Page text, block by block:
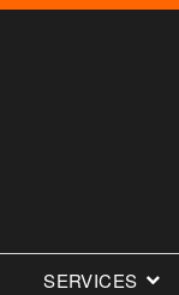
SERVICES